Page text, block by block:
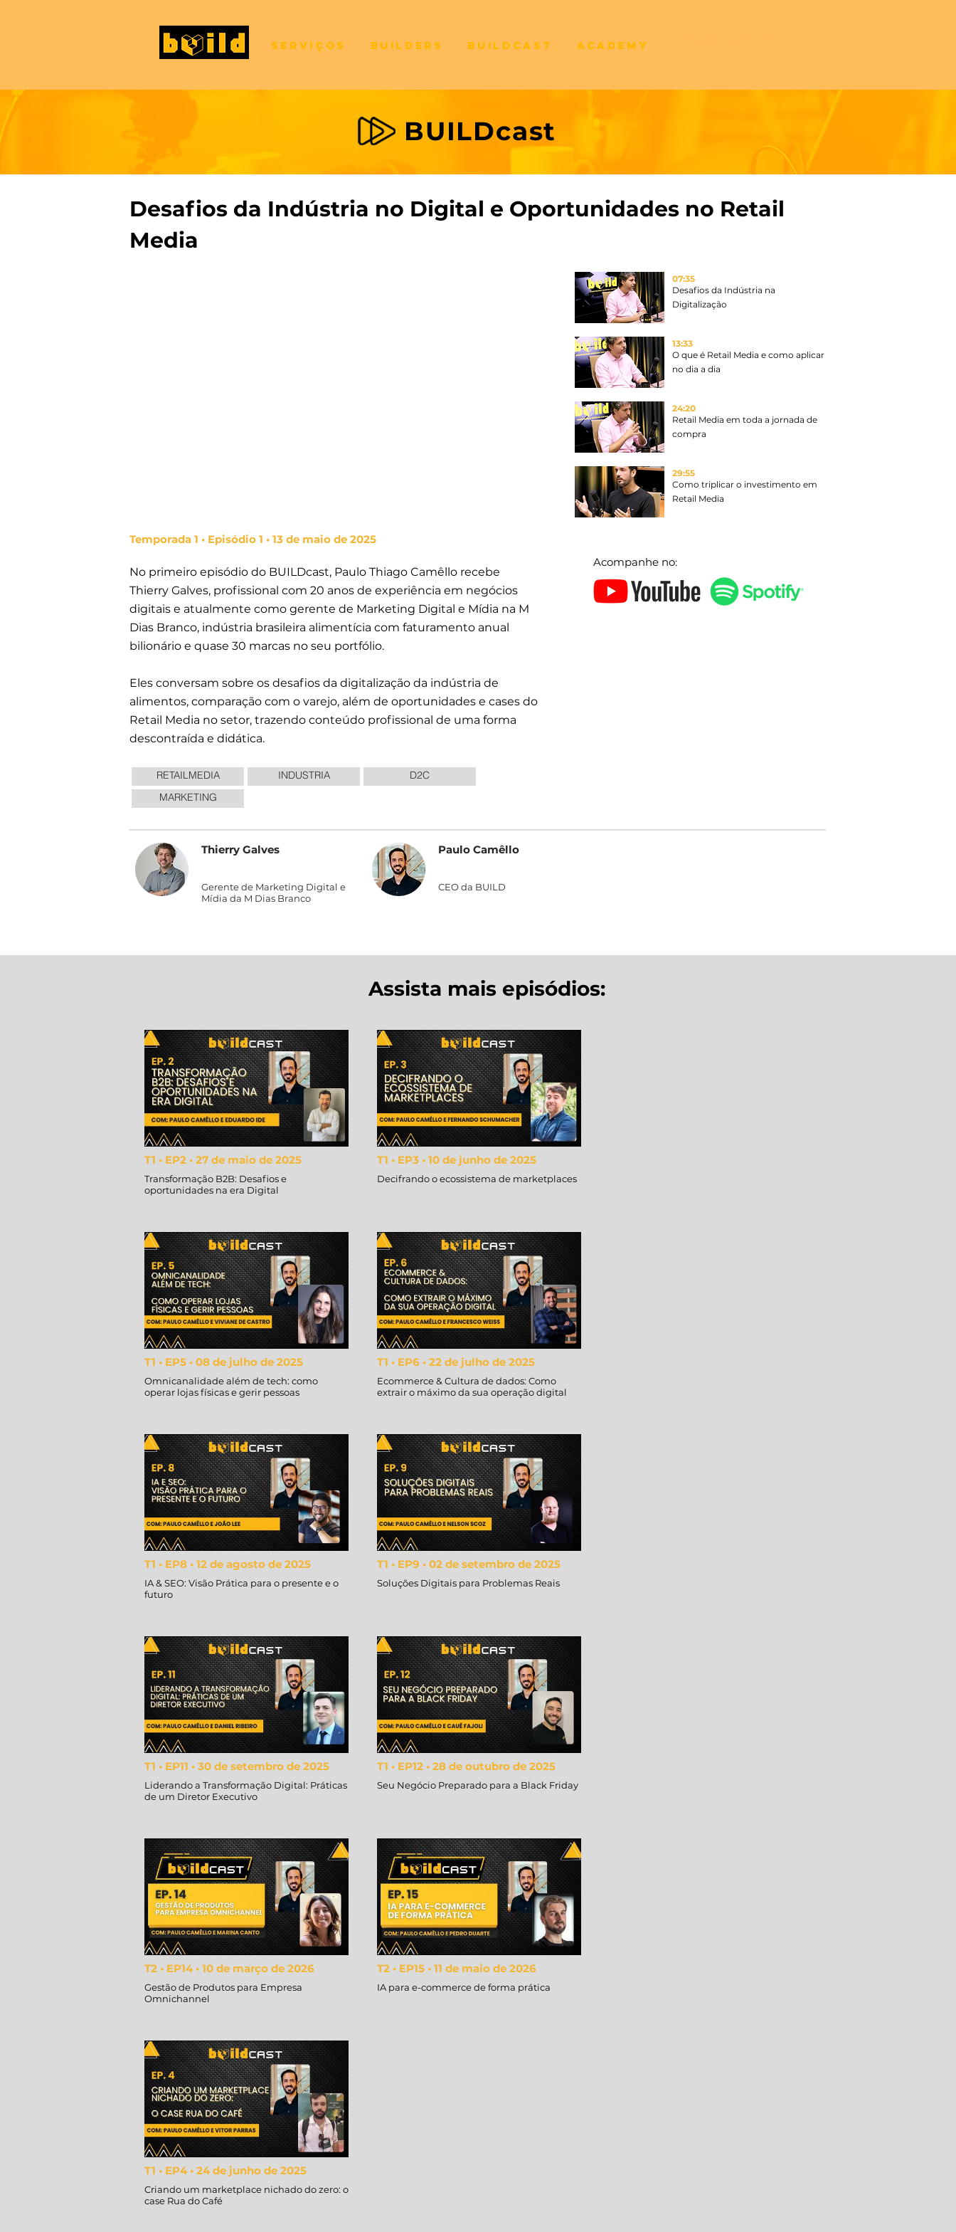
Serviços Builders BUILDCast Academy
BUILDcast
Desafios da Indústria no Digital e Oportunidades no Retail
Media
07:35
Desafios da Indústria na
Digitalização
13:33
O que é Retail Media e como aplicar
no dia a dia
24:20
Retail Media em toda a jornada de
compra
29:55
Como triplicar o investimento em
Retail Media
Temporada 1 • Episódio 1 • 13 de maio de 2025
No primeiro episódio do BUILDcast, Paulo Thiago Camêllo recebe
Thierry Galves, profissional com 20 anos de experiência em negócios
digitais e atualmente como gerente de Marketing Digital e Mídia na M
Dias Branco, indústria brasileira alimentícia com faturamento anual
bilionário e quase 30 marcas no seu portfólio.
Eles conversam sobre os desafios da digitalização da indústria de
alimentos, comparação com o varejo, além de oportunidades e cases do
Retail Media no setor, trazendo conteúdo profissional de uma forma
descontraída e didática.
Acompanhe no:
RETAILMEDIA
MARKETING
INDUSTRIA D2C
Thierry Galves
Gerente de Marketing Digital e
Mídia da M Dias Branco
Paulo Camêllo
CEO da BUILD
Assista mais episódios:
T1 • EP2 • 27 de maio de 2025
Transformação B2B: Desafios e
oportunidades na era Digital
T1 • EP5 • 08 de julho de 2025
Omnicanalidade além de tech: como
operar lojas físicas e gerir pessoas
T1 • EP8 • 12 de agosto de 2025
IA & SEO: Visão Prática para o presente e o
futuro
T1 • EP11 • 30 de setembro de 2025
Liderando a Transformação Digital: Práticas
de um Diretor Executivo
T2 • EP14 • 10 de março de 2026
Gestão de Produtos para Empresa
Omnichannel
T1 • EP3 • 10 de junho de 2025
Decifrando o ecossistema de marketplaces
T1 • EP6 • 22 de julho de 2025
Ecommerce & Cultura de dados: Como
extrair o máximo da sua operação digital
T1 • EP9 • 02 de setembro de 2025
Soluções Digitais para Problemas Reais
T1 • EP12 • 28 de outubro de 2025
Seu Negócio Preparado para a Black Friday
T2 • EP15 • 11 de maio de 2026
IA para e-commerce de forma prática
T1 • EP4 • 24 de junho de 2025
Criando um marketplace nichado do zero: o
case Rua do Café